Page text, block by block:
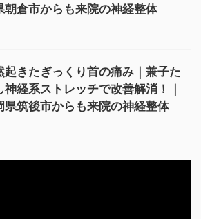
朝倉市からも来院の神経整体
起きたぎっくり首の痛み｜兼子た
神経系ストレッチで改善解消！｜
県筑後市からも来院の神経整体